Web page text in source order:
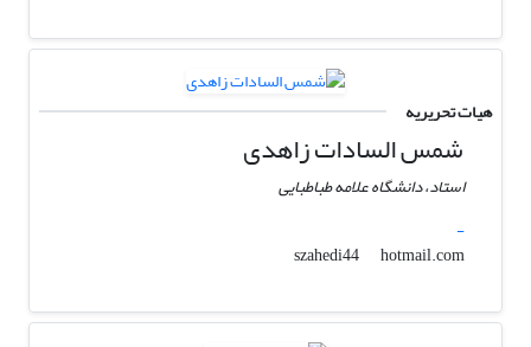
هیات تحریریه
شمس السادات زاهدی
استاد، دانشگاه علامه طباطبایی
-
szahedi44
hotmail.com